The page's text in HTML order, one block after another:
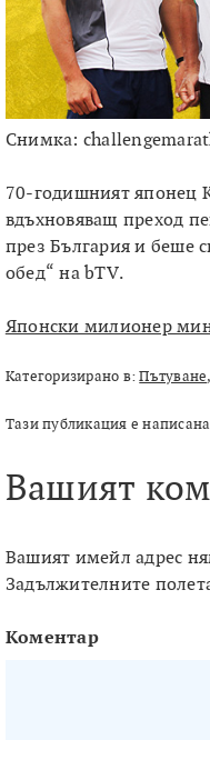
Снимка:
70-годишният японец
вдъхновяващ преход
през България и беше
обед“ на bTV.
Японски милионер
Категоризирано в:Пътуване,
Тази публикация е
Вашият
Вашият имейл адрес
Задължителните
Коментар